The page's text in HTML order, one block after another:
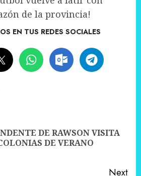
de la provincia!
EN TUS REDES SOCIALES
DE RAWSON VISITA
DE VERANO
Next